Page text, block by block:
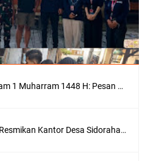
Selamat Tahun Baru Islam 1 Muharram 1448 H: Pesan Hijrah Drs. H. Husnul Aqib, M.M. untuk Negeri
Bupati Gresik Gus Yani Resmikan Kantor Desa Sidoraharjo: Simbol Komitmen Pelayanan Publik dan Kepedulian Sosial